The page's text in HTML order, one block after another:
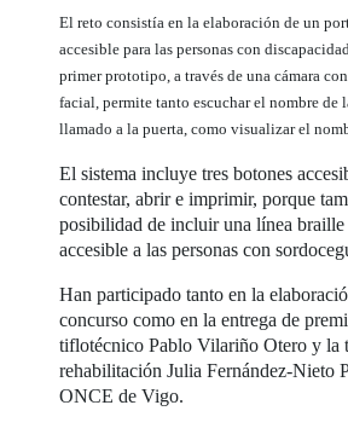
El reto consistía en la elaboración de un
accesible para las personas con
primer prototipo, a través de una cámara
facial, permite tanto escuchar el nombre de
llamado a la puerta, como visualizar el
El sistema incluye tres botones
contestar, abrir e imprimir, porque
posibilidad de incluir una línea braille
accesible a las personas con
Han participado tanto en la
concurso como en la entrega de
tiflotécnico Pablo Vilariño Otero y la
rehabilitación Julia Fernández-Nieto
ONCE de Vigo.